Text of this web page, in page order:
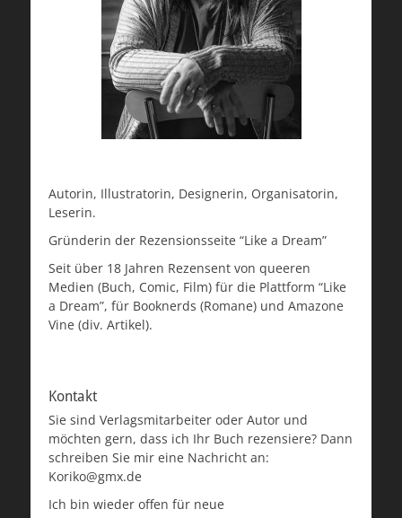
Autorin, Illustratorin, Designerin, Organisatorin,
Leserin.
Gründerin der Rezensionsseite “Like a Dream”
Seit über 18 Jahren Rezensent von queeren
Medien (Buch, Comic, Film) für die Plattform “Like
a Dream”, für Booknerds (Romane) und Amazone
Vine (div. Artikel).
Kontakt
Sie sind Verlagsmitarbeiter oder Autor und
möchten gern, dass ich Ihr Buch rezensiere? Dann
schreiben Sie mir eine Nachricht an:
Koriko@gmx.de
Ich bin wieder offen für neue